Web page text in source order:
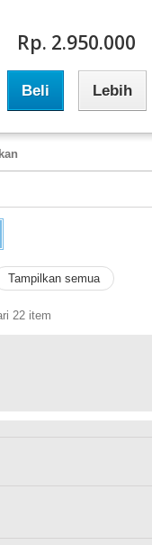
Rp‎. 2.950.000
Beli Lebih
Tampilkan semua
22 item